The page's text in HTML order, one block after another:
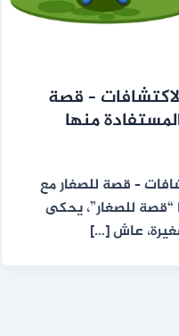
– قصة
منها
– قصة للصغار مع
“قصة للصغار”، يحكى
عاش […]